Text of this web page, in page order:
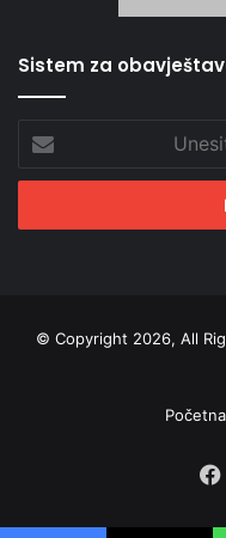
Sistem za
Unesite
Email
adresu
© Copyright 2026, All
Početna